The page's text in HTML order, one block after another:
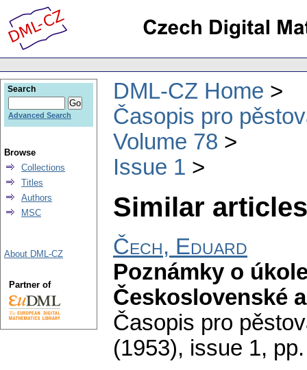
DML-CZ Home
Časopis pro
Volume 78
Issue 1
Similar
Čech, Eduard
Poznámky o
Československé
Časopis pro
(1953), issue 1,
Search
Advanced Search
Browse
Collections
Titles
Authors
MSC
About DML-CZ
Partner of